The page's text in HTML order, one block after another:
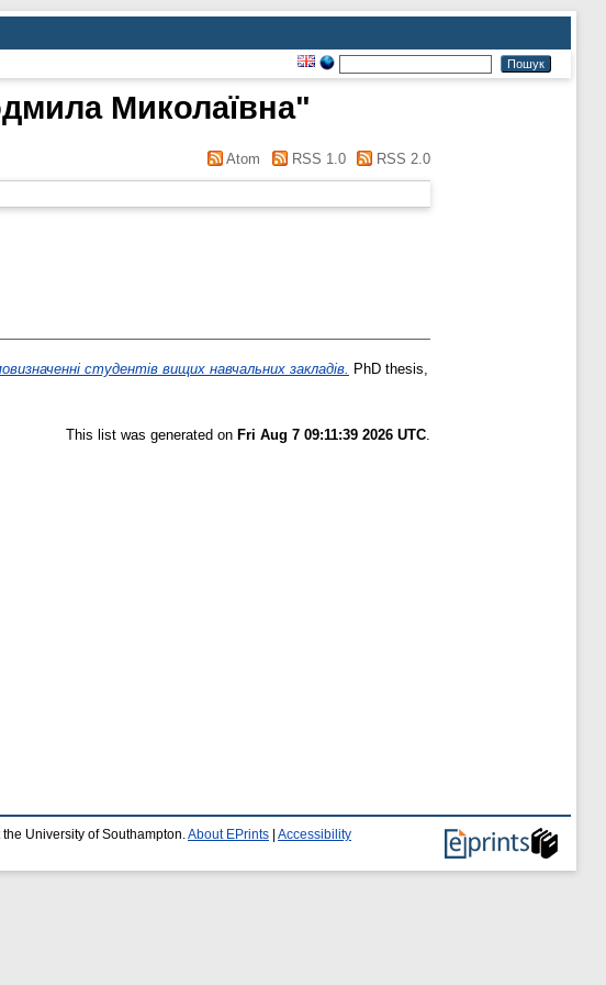
Миколаївна"
Atom RSS 1.0 RSS 2.0
студентів вищих навчальних закладів. PhD thesis,
This list was generated on Fri Aug 7 09:11:39 2026 UTC.
the University of Southampton. About EPrints Accessibility